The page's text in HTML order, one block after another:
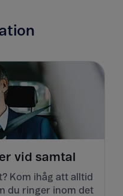
vid samtal
Kom ihåg att alltid
du ringer inom det